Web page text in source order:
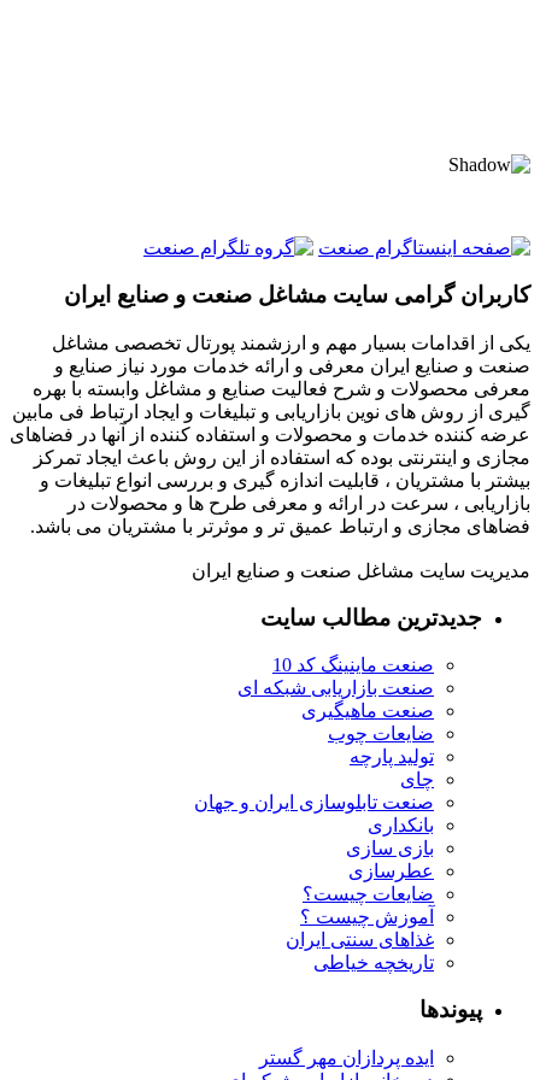
کاربران گرامی سایت مشاغل صنعت و صنایع ایران
یکی از اقدامات بسیار مهم و ارزشمند پورتال تخصصی مشاغل
صنعت و صنایع ایران معرفی و ارائه خدمات مورد نیاز صنایع و
معرفی محصولات و شرح فعالیت صنایع و مشاغل وابسته با بهره
گیری از روش های نوین بازاریابی و تبلیغات و ایجاد ارتباط فی مابین
عرضه کننده خدمات و محصولات و استفاده کننده از آنها در فضاهای
مجازی و اینترنتی بوده که استفاده از این روش باعث ایجاد تمرکز
بیشتر با مشتریان ، قابلیت اندازه گیری و بررسی انواع تبلیغات و
بازاریابی ، سرعت در ارائه و معرفی طرح ها و محصولات در
فضاهای مجازی و ارتباط عمیق تر و موثرتر با مشتریان می باشد.
مدیریت سایت مشاغل صنعت و صنایع ایران
جدیدترین مطالب سایت
صنعت ماینینگ کد 10
صنعت بازاریابی شبکه ای
صنعت ماهیگیری
ضایعات چوب
تولید پارچه
چای
صنعت تابلوسازی ایران و جهان
بانکداری
بازی سازی
عطرسازی
ضایعات چیست؟
آموزش چیست ؟
غذاهای سنتی ایران
تاریخچه خیاطی
پیوندها
ایده پردازان مهر گستر